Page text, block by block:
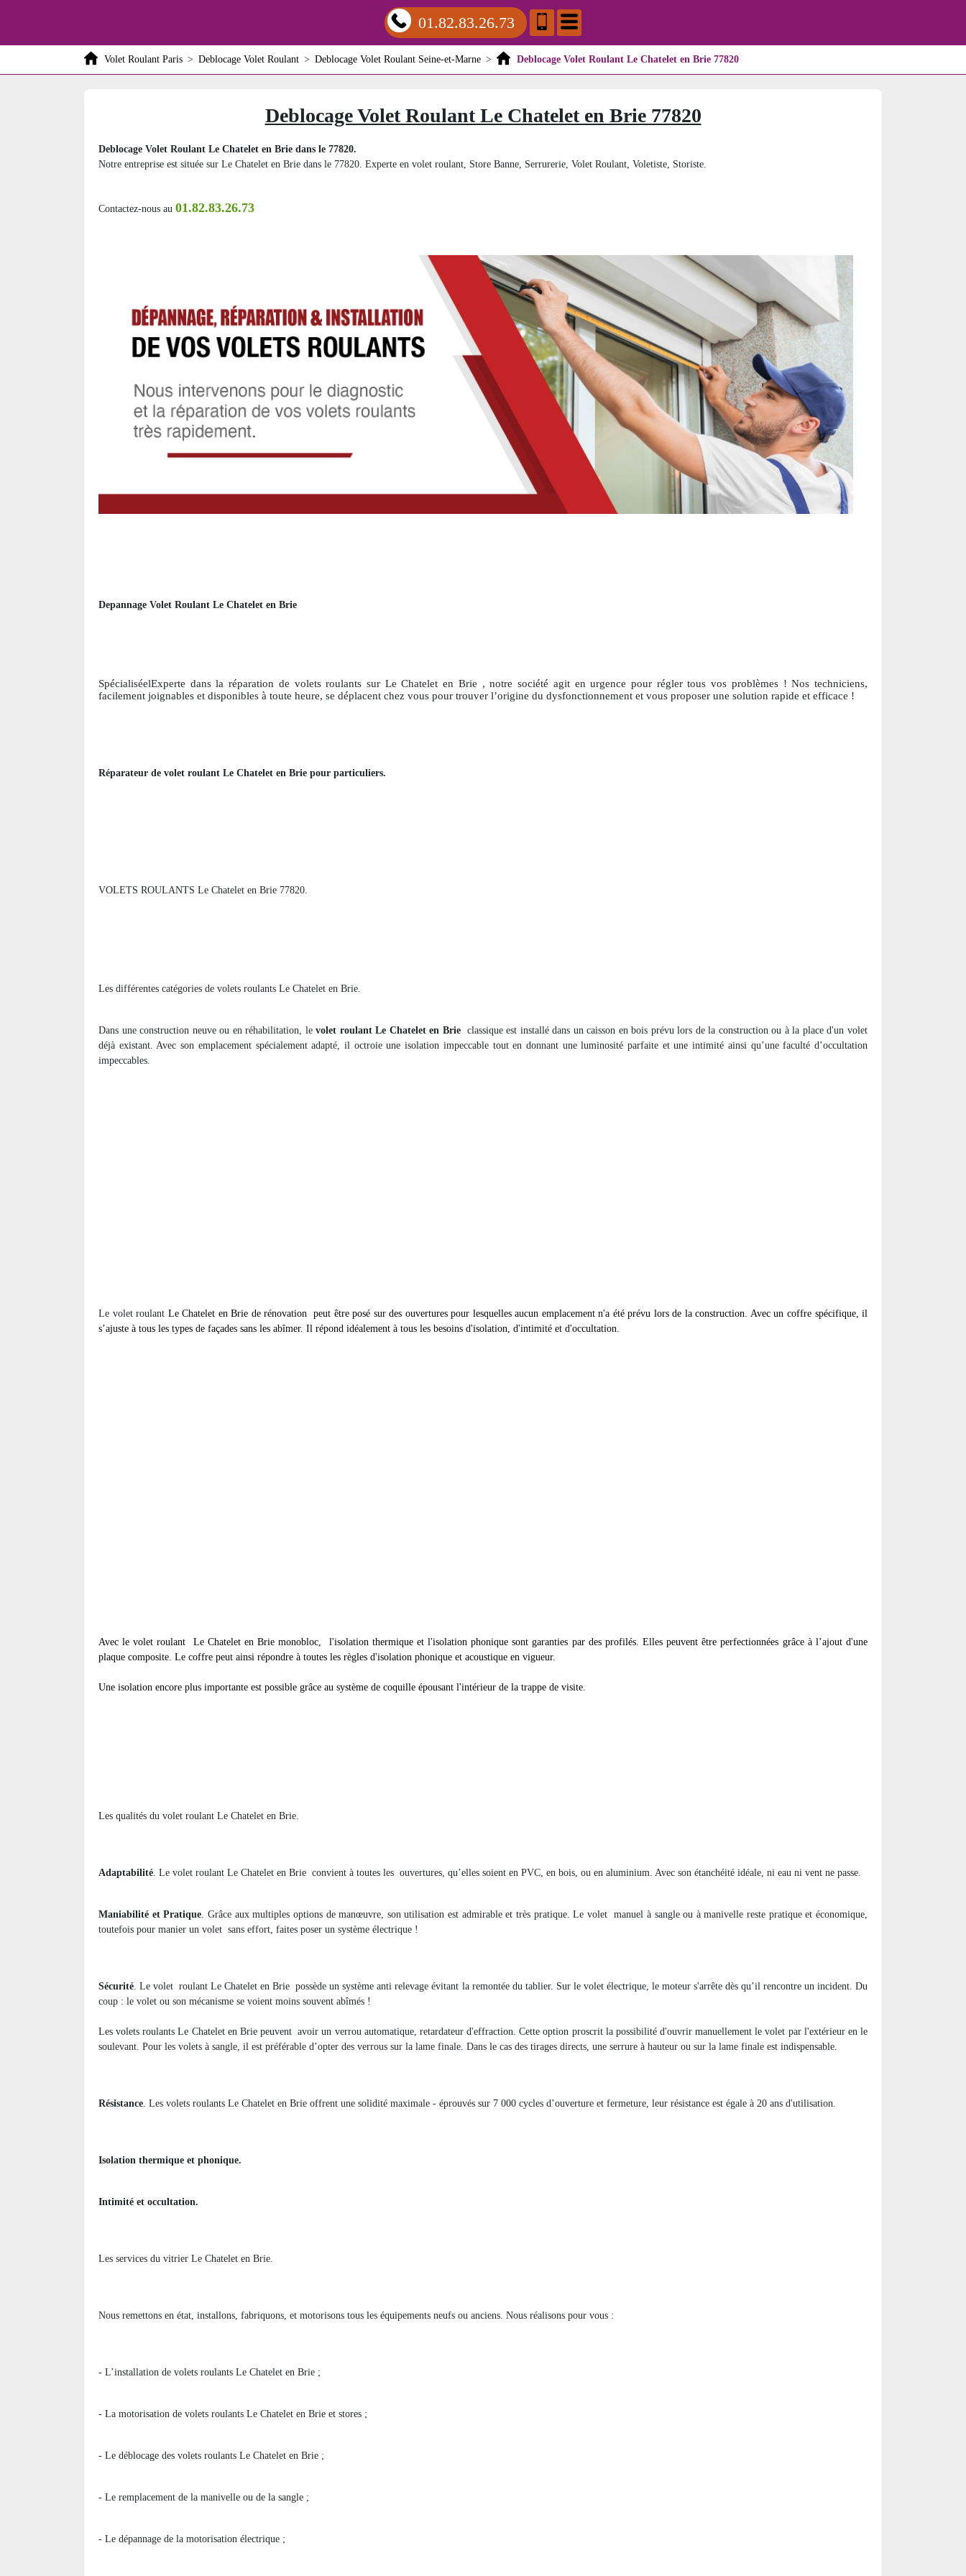
01.82.83.26.73
Volet Roulant Paris > Deblocage Volet Roulant > Deblocage Volet Roulant Seine-et-Marne > Deblocage Volet Roulant Le Chatelet en Brie 77820
Deblocage Volet Roulant Le Chatelet en Brie 77820
Deblocage Volet Roulant Le Chatelet en Brie dans le 77820.
Notre entreprise est située sur Le Chatelet en Brie dans le 77820. Experte en volet roulant, Store Banne, Serrurerie, Volet Roulant, Voletiste, Storiste.
Contactez-nous au 01.82.83.26.73
Depannage Volet Roulant Le Chatelet en Brie
SpécialiséelExperte dans la réparation de volets roulants sur Le Chatelet en Brie , notre société agit en urgence pour régler tous vos problèmes ! Nos techniciens,
facilement joignables et disponibles à toute heure, se déplacent chez vous pour trouver l’origine du dysfonctionnement et vous proposer une solution rapide et efficace !
Réparateur de volet roulant Le Chatelet en Brie pour particuliers.
VOLETS ROULANTS Le Chatelet en Brie 77820.
Les différentes catégories de volets roulants Le Chatelet en Brie.
Dans une construction neuve ou en réhabilitation, levolet roulant Le Chatelet en Brie
classique est installé dans un caisson en bois prévu lors de la construction ou à la place d'un volet
déjà existant. Avec son emplacement spécialement adapté, il octroie une isolation impeccable tout en donnant une luminosité parfaite et une intimité ainsi qu’une faculté d’occultation
impeccables.
Le volet roulant Le Chatelet en Brie de rénovation
peut être posé sur des ouvertures pour lesquelles aucun emplacement n'a été prévu lors de la construction. Avec un coffre spécifique, il
s’ajuste à tous les types de façades sans les abîmer. Il répond idéalement à tous les besoins d'isolation, d'intimité et d'occultation.
Avec le volet roulant
Le Chatelet en Brie monobloc, l'isolation thermique et l'isolation phonique sont garanties par des profilés. Elles peuvent être perfectionnées grâce à l’ajout d'une
plaque composite. Le coffre peut ainsi répondre à toutes les règles d'isolation phonique et acoustique en vigueur.
Une isolation encore plus importante est possible grâce au système de coquille épousant l'intérieur de la trappe de visite.
Les qualités du volet roulant Le Chatelet en Brie.
Adaptabilité. Le volet roulant Le Chatelet en Brie convient à toutes les ouvertures, qu’elles soient en PVC, en bois, ou en aluminium. Avec son étanchéité idéale, ni eau ni vent ne passe.
Maniabilité et Pratique. Grâce aux multiples options de manœuvre, son utilisation est admirable et très pratique. Le volet
manuel à sangle ou à manivelle reste pratique et économique,
toutefois pour manier un volet sans effort, faites poser un système électrique !
Sécurité. Le volet roulant Le Chatelet en Brie possède un système anti relevage évitant la remontée du tablier. Sur le volet électrique, le moteur s'arrête dès qu’il rencontre un incident. Du
coup : le volet ou son mécanisme se voient moins souvent abîmés !
Les volets roulants Le Chatelet en Brie peuvent avoir un verrou automatique, retardateur d'effraction. Cette option proscrit la possibilité d'ouvrir manuellement le volet par l'extérieur en le
soulevant. Pour les volets à sangle, il est préférable d’opter des verrous sur la lame finale. Dans le cas des tirages directs, une serrure à hauteur ou sur la lame finale est indispensable.
Résistance. Les volets roulants Le Chatelet en Brie offrent une solidité maximale - éprouvés sur 7 000 cycles d’ouverture et fermeture, leur résistance est égale à 20 ans d'utilisation.
Isolation thermique et phonique.
Intimité et occultation.
Les services du vitrier Le Chatelet en Brie.
Nous remettons en état, installons, fabriquons, et motorisons tous les équipements neufs ou anciens. Nous réalisons pour vous :
- L’installation de volets roulants Le Chatelet en Brie ;
- La motorisation de volets roulants Le Chatelet en Brie et stores ;
- Le déblocage des volets roulants Le Chatelet en Brie ;
- Le remplacement de la manivelle ou de la sangle ;
- Le dépannage de la motorisation électrique ;